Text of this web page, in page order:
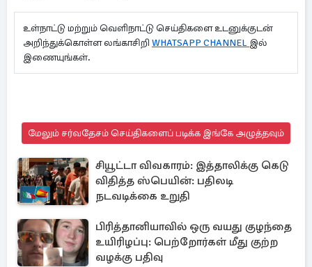
உள்நாட்டு மற்றும் வெளிநாட்டு செய்திகளை உடனுக்குடன்
அறிந்துக்கொள்ள லங்காசிறி WHATSAPP CHANNEL இல்
இணையுங்கள்.
மேலும் சர்வதேசம் செய்திகளைப் படிக்க இங்கே அழுத்தவும்
சியூட்டா விவகாரம்: இத்தாலிக்கு கெடு
விதித்த ஸ்பெயின்: பதிலடி
நடவடிக்கை உறுதி
பிரித்தானியாவில் ஒரு வயது குழந்தை
உயிரிழப்பு: பெற்றோர்கள் மீது குற்ற
வழக்கு பதிவு